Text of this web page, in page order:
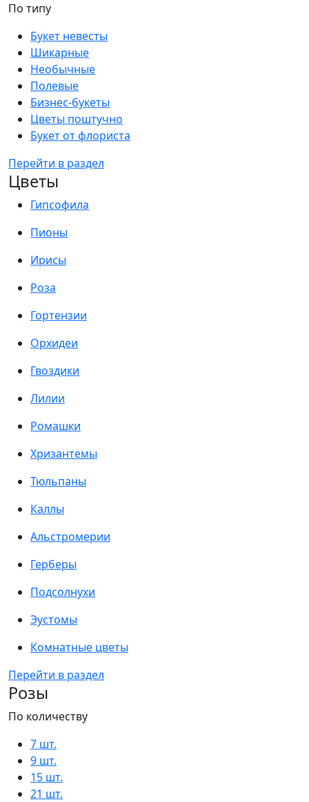
По типу
Букет невесты
Шикарные
Необычные
Полевые
Бизнес-букеты
Цветы поштучно
Букет от флориста
Перейти в раздел
Цветы
Гипсофила
Пионы
Ирисы
Роза
Гортензии
Орхидеи
Гвоздики
Лилии
Ромашки
Хризантемы
Тюльпаны
Каллы
Альстромерии
Герберы
Подсолнухи
Эустомы
Комнатные цветы
Перейти в раздел
Розы
По количеству
7 шт.
9 шт.
15 шт.
21 шт.